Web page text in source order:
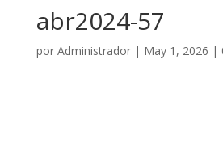
abr2024-57
por Administrador| May 1, 2026 |